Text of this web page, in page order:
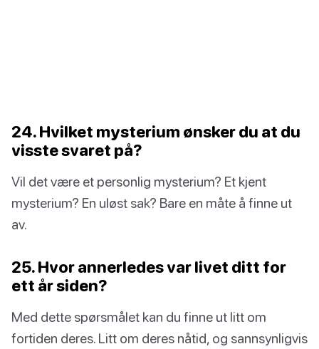
24. Hvilket mysterium ønsker du at du
visste svaret på?
Vil det være et personlig mysterium? Et kjent
mysterium? En uløst sak? Bare en måte å finne ut
av.
25. Hvor annerledes var livet ditt for
ett år siden?
Med dette spørsmålet kan du finne ut litt om
fortiden deres. Litt om deres nåtid, og sannsynligvis